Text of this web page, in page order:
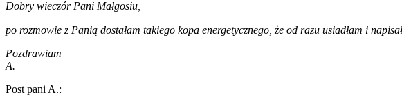
Dobry wieczór Pani Małgosiu,
po rozmowie z Panią dostałam takiego kopa energetycznego, że od razu usiadłam i
Pozdrawiam
A.
Post pani A.: